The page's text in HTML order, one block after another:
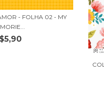
- FOLHA 02 - MY